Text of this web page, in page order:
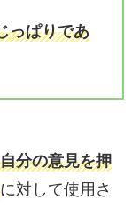
っぱりであ
分の意見を押
に対して使用さ